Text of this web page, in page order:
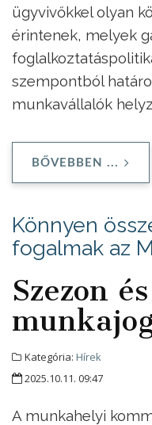
ügyvivőkkel olyan
érintenek, melyek
szempontból
munkavállalók
BŐVEBBEN ...
Könnyen
fogalmak az
Szezon
Kategória: Hírek
2025.10.11. 09:47
A munkahelyi